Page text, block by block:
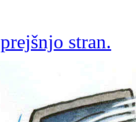
prejšnjo stran.